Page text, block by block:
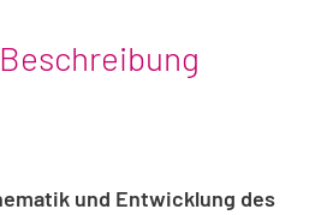
und Entwicklung des